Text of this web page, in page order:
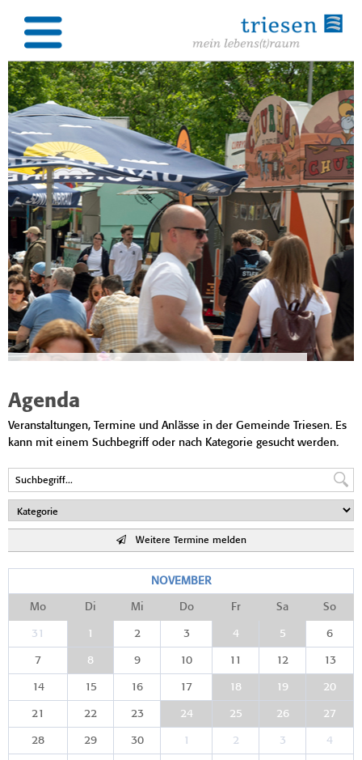
Agenda
Veranstaltungen, Termine und Anlässe in der Gemeinde Triesen. Es
kann mit einem Suchbegriff oder nach Kategorie gesucht werden.
Weitere Termine melden
NOVEMBER
Mo Di Mi Do Fr Sa So
31 1 2 3 4 5 6
7 8 9 10 11 12 13
14 15 16 17 18 19 20
21 22 23 24 25 26 27
28 29 30 1 2 3 4